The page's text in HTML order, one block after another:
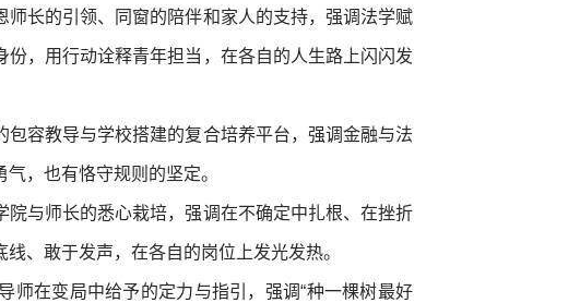
长的引领、同窗的陪伴和家人的支持，强调法学赋
，用行动诠释青年担当，在各自的人生路上闪闪发
容教导与学校搭建的复合培养平台，强调金融与法
，也有恪守规则的坚定。
与师长的悉心栽培，强调在不确定中扎根、在挫折
、敢于发声，在各自的岗位上发光发热。
师在变局中给予的定力与指引，强调“种一棵树最好